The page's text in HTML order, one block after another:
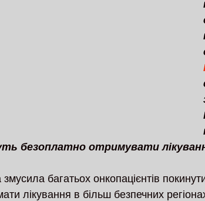
безоплатно отримувати
змусила багатьох онкопацієнтів
лікування в більш безпечних